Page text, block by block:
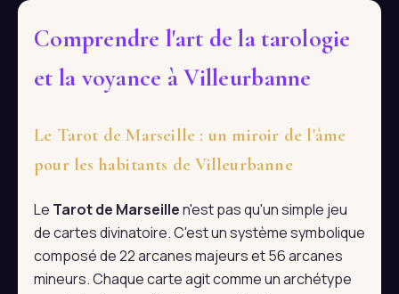
Comprendre l'art de la tarologie
et la voyance à Villeurbanne
Le Tarot de Marseille : un miroir de l'âme
pour les habitants de Villeurbanne
Le Tarot de Marseillen'est pas qu'un simple jeu
de cartes divinatoire. C'est un système symbolique
composé de 22 arcanes majeurs et 56 arcanes
mineurs. Chaque carte agit comme un archétype